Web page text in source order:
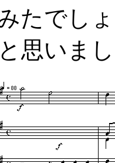
たでし
思いま